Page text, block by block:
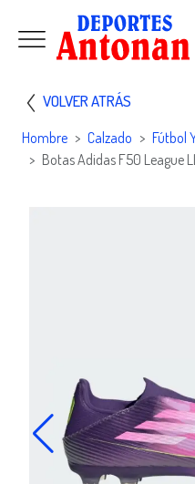
VOLVER ATRÁS
Hombre Calzado
Fútbol
Botas Adidas F50 League